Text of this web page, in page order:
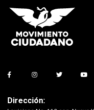
Dirección: